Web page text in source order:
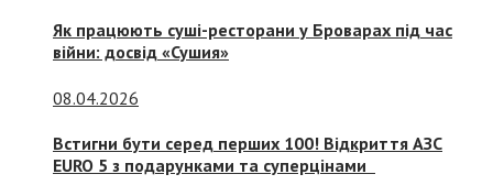
Як працюють суші-ресторани у Броварах під час
війни: досвід «Сушия»
08.04.2026
Встигни бути серед перших 100! Відкриття АЗС
EURO 5 з подарунками та суперцінами